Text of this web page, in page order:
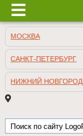
МОСКВА
САНКТ-ПЕТЕРБУРГ
НИЖНИЙ НОВГОРОД